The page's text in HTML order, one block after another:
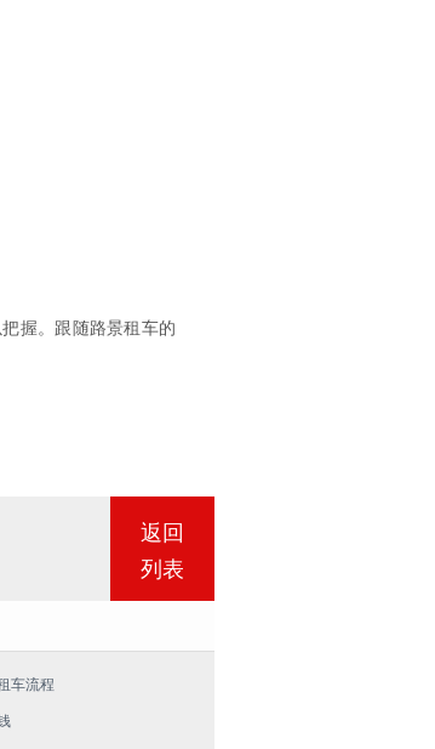
握。跟随路景租车的
返回
列表
车流程